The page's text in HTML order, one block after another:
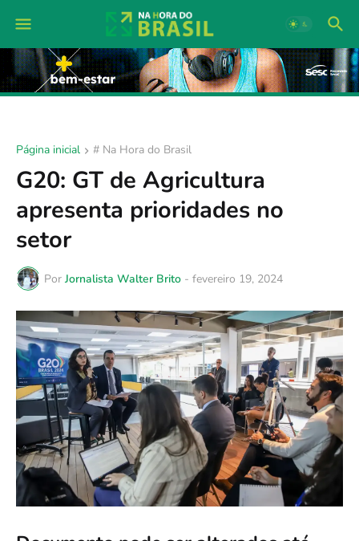
Página inicial # Na Hora do Brasil
G20: GT de Agricultura
apresenta prioridades no
setor
Por Jornalista Walter Brito - fevereiro 19, 2024